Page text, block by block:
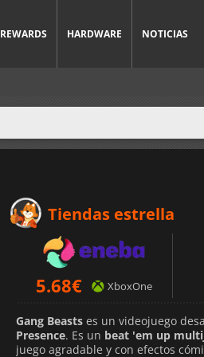
REWARDS HARDWARE NOTICIAS
Tiendas estrella
5.68€ XboxOne
Gang Beasts es un videojuego
Presence. Es un beat 'em up
juego agradable y con efectos